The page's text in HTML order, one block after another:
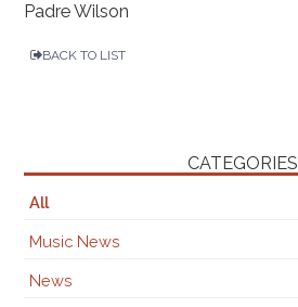
Padre Wilson
BACK TO LIST
CATEGORIES
All
Music News
News